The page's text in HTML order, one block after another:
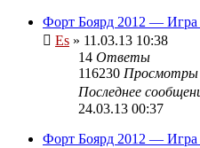
Форт Боярд 2012 — Игра
Es » 11.03.13 10:38
14 Ответы
116230 Просмотры
Последнее
24.03.13 00:37
Форт Боярд 2012 — Игра